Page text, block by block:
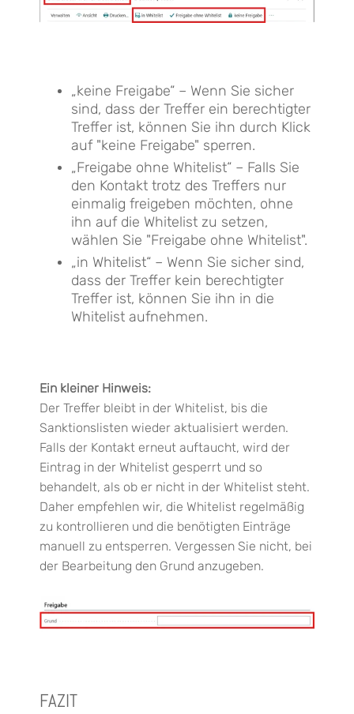
„keine Freigabe“ – Wenn Sie sicher
sind, dass der Treffer ein berechtigter
Treffer ist, können Sie ihn durch Klick
auf "keine Freigabe" sperren.
„Freigabe ohne Whitelist“ – Falls Sie
den Kontakt trotz des Treffers nur
einmalig freigeben möchten, ohne
ihn auf die Whitelist zu setzen,
wählen Sie "Freigabe ohne Whitelist".
„in Whitelist“ – Wenn Sie sicher sind,
dass der Treffer kein berechtigter
Treffer ist, können Sie ihn in die
Whitelist aufnehmen.
Ein kleiner Hinweis:
Der Treffer bleibt in der Whitelist, bis die
Sanktionslisten wieder aktualisiert werden.
Falls der Kontakt erneut auftaucht, wird der
Eintrag in der Whitelist gesperrt und so
behandelt, als ob er nicht in der Whitelist steht.
Daher empfehlen wir, die Whitelist regelmäßig
zu kontrollieren und die benötigten Einträge
manuell zu entsperren. Vergessen Sie nicht, bei
der Bearbeitung den Grund anzugeben.
FAZIT